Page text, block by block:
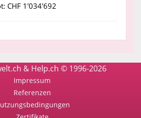
CHF 1'034'692
& Help.ch © 1996-2026
Impressum
Referenzen